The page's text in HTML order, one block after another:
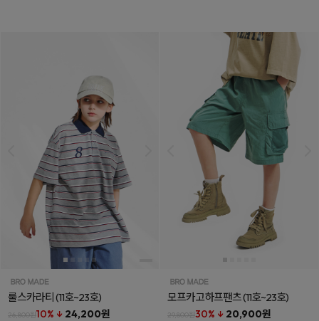
룰스카라티(11호~23호)
26,800원10% ↓ 24,200원
모프카고하프팬츠(11호~23호)
29,800원30% ↓ 20,900원